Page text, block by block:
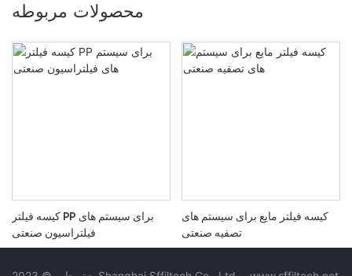
محصولات مربوطه
کیسه فیلتر PP برای سیستم های
فیلتراسیون صنعتی
کیسه فیلتر مایع برای سیستم های
تصفیه صنعتی